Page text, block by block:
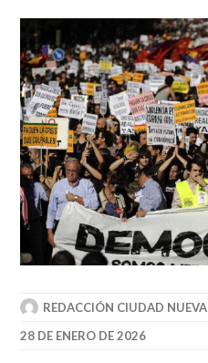
REDACCIÓN CIUDAD NUEVA
28 DE ENERO DE 2026